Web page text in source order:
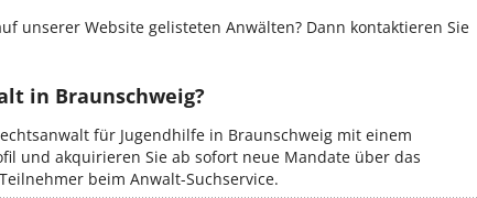
unserer Website gelisteten Anwälten? Dann kontaktieren Sie
in Braunschweig?
für Jugendhilfe in Braunschweig mit einem
und akquirieren Sie ab sofort neue Mandate über das
beim Anwalt-Suchservice.